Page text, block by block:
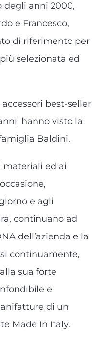
degli anni 2000,
e Francesco,
di riferimento per
selezionata ed
best-seller
hanno visto la
Baldini.
materiali ed ai
e agli
continuano ad
dell’azienda e la
continuamente,
sua forte
e
di un
Made In Italy.